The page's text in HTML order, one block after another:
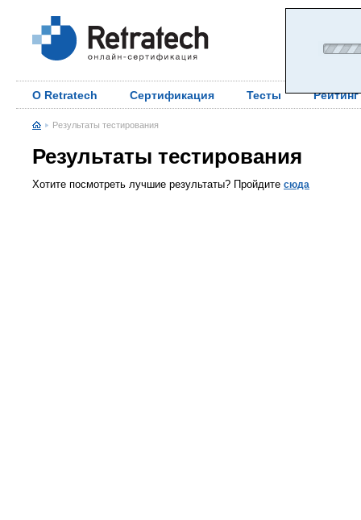
О Retratech Сертификация Тесты Рейтинг
Результаты тестирования
Результаты тестирования
Хотите посмотреть лучшие результаты? Пройдите сюда